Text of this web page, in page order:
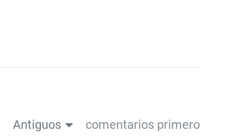
Antiguos comentarios primero